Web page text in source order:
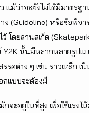
แม้ว่าจะยังไม่ได้มีมาตรฐ
ง (Guideline) หรือข้อพิจา
ว้ โดยลานสเก็ต
Y2K นั้นมีหลากหลายรูปแ
คต่าง ๆ เช่น ราวเหล็ก เ
กแบบจะต้องมี
มักจะอยู่ในที่สูง เพื่อใช้แรงโ